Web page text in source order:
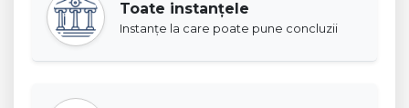
Toate instanţele
Instanţe la care poate pune concluzii